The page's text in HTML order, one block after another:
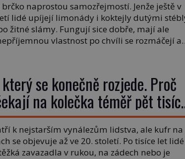
brčko naprostou samozřejmostí. Jenže ještě v
lidé upíjejí limonády i koktejly dutými
žitné slámy. Fungují sice dobře, mají ale
vlastnost po chvíli se rozmáčejí a
se konečně rozjede. Proč
na kolečka téměř pět tisíc
k nejstarším vynálezům lidstva, ale kufr na
se objevuje až ve 20. století. Po tisíce let lidé
zavazadla v rukou, na zádech nebo je